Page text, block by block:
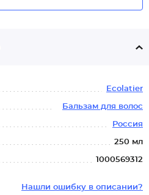
Ecolatier
Бальзам для волос
Россия
250 мл
1000569312
Нашли ошибку в описании?